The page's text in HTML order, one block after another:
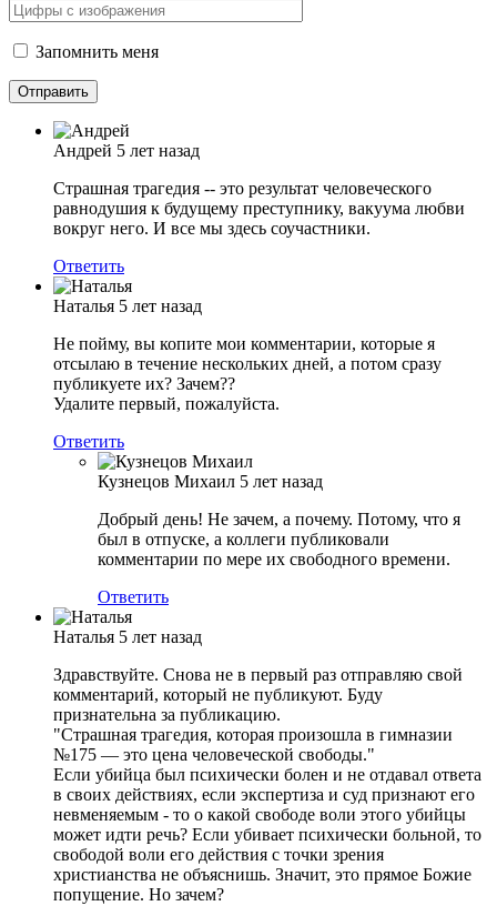
Запомнить меня
Андрей 5 лет назад
Страшная трагедия -- это результат человеческого
равнодушия к будущему преступнику, вакуума любви
вокруг него. И все мы здесь соучастники.
Ответить
Наталья 5 лет назад
Не пойму, вы копите мои комментарии, которые я
отсылаю в течение нескольких дней, а потом сразу
публикуете их? Зачем??
Удалите первый, пожалуйста.
Ответить
Кузнецов Михаил 5 лет назад
Добрый день! Не зачем, а почему. Потому, что я
был в отпуске, а коллеги публиковали
комментарии по мере их свободного времени.
Ответить
Наталья 5 лет назад
Здравствуйте. Снова не в первый раз отправляю свой
комментарий, который не публикуют. Буду
признательна за публикацию.
"Страшная трагедия, которая произошла в гимназии
№175 — это цена человеческой свободы."
Если убийца был психически болен и не отдавал ответа
в своих действиях, если экспертиза и суд признают его
невменяемым - то о какой свободе воли этого убийцы
может идти речь? Если убивает психически больной, то
свободой воли его действия с точки зрения
христианства не объяснишь. Значит, это прямое Божие
попущение. Но зачем?